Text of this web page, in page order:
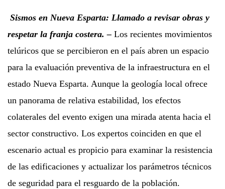
Sismos en Nueva Esparta: Llamado a revisar obras y
respetar la franja costera. – Los recientes movimientos
telúricos que se percibieron en el país abren un espacio
para la evaluación preventiva de la infraestructura en el
estado Nueva Esparta. Aunque la geología local ofrece
un panorama de relativa estabilidad, los efectos
colaterales del evento exigen una mirada atenta hacia el
sector constructivo. Los expertos coinciden en que el
escenario actual es propicio para examinar la resistencia
de las edificaciones y actualizar los parámetros técnicos
de seguridad para el resguardo de la población.